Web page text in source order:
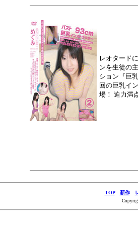
レオタード
ンを生徒の
ション『巨
回の巨乳イ
場！ 迫力満
TOP 新作